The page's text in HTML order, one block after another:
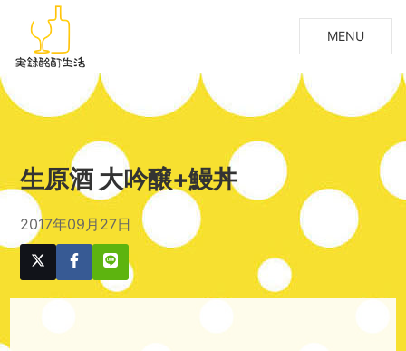
MENU
生原酒 大吟醸+鰻丼
2017年09月27日